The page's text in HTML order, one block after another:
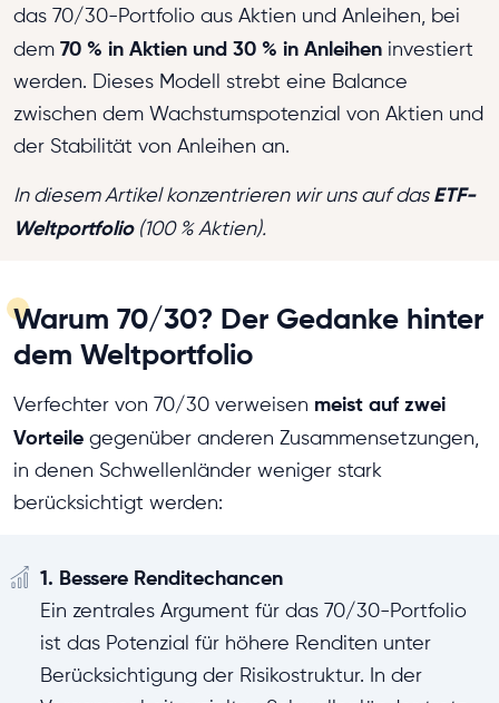
das 70/30-Portfolio aus Aktien und Anleihen, bei
dem 70 % in Aktien und 30 % in Anleihen investiert
werden. Dieses Modell strebt eine Balance
zwischen dem Wachstumspotenzial von Aktien und
der Stabilität von Anleihen an.
In diesem Artikel konzentrieren wir uns auf das ETF-
Weltportfolio(100 % Aktien).
Warum 70/30? Der Gedanke hinter
dem Weltportfolio
Verfechter von 70/30 verweisen meist auf zwei
Vorteile gegenüber anderen Zusammensetzungen,
in denen Schwellenländer weniger stark
berücksichtigt werden:
1. Bessere Renditechancen
Ein zentrales Argument für das 70/30-Portfolio
ist das Potenzial für höhere Renditen unter
Berücksichtigung der Risikostruktur. In der